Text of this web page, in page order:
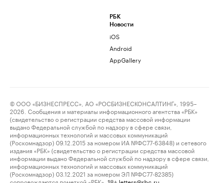
РБК
Новости
iOS
Android
AppGallery
© ООО «БИЗНЕСПРЕСС», АО «РОСБИЗНЕСКОНСАЛТИНГ», 1995–
2026. Сообщения и материалы информационного агентства «РБК»
(свидетельство о регистрации средства массовой информации
выдано Федеральной службой по надзору в сфере связи,
информационных технологий и массовых коммуникаций
(Роскомнадзор) 09.12.2015 за номером ИА №ФС77-63848) и сетевого
издания «РБК» (свидетельство о регистрации средства массовой
информации выдано Федеральной службой по надзору в сфере связи,
информационных технологий и массовых коммуникаций
(Роскомнадзор) 03.12.2021 за номером ЭЛ №ФС77-82385)